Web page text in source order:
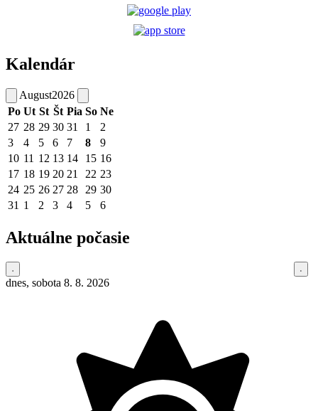
Kalendár
August2026
Po Ut St Št Pia So Ne
27 28 29 30 31 1
2
3
4 5 6 7 8
9
10 11 12 13 14 15 16
17 18 19 20 21 22 23
24 25 26 27 28 29 30
31 1 2 3 4 5 6
Aktuálne počasie
dnes, sobota 8. 8. 2026